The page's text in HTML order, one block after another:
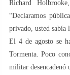
Richard
“Declaramos
privado, usted sabía
El 4 de agosto se
Tormenta. Poco
militar desencadenó